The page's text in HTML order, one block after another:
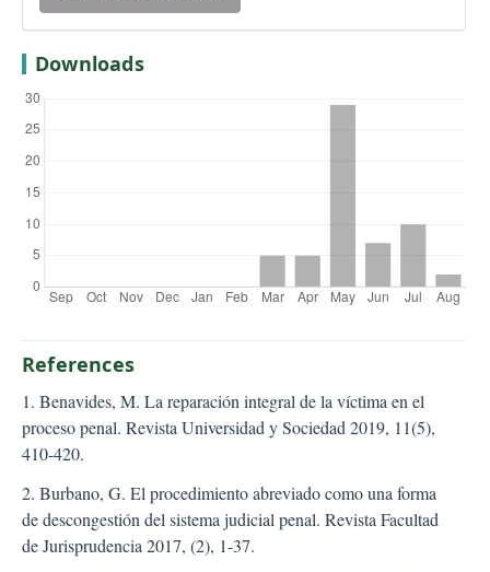
Downloads
References
1. Benavides, M. La reparación integral de la víctima en el
proceso penal. Revista Universidad y Sociedad 2019, 11(5),
410-420.
2. Burbano, G. El procedimiento abreviado como una forma
de descongestión del sistema judicial penal. Revista Facultad
de Jurisprudencia 2017, (2), 1-37.